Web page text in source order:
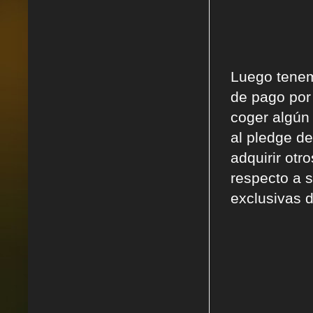
Luego
de pago
coger
al pledge
adquirir
respecto a
exclusivas